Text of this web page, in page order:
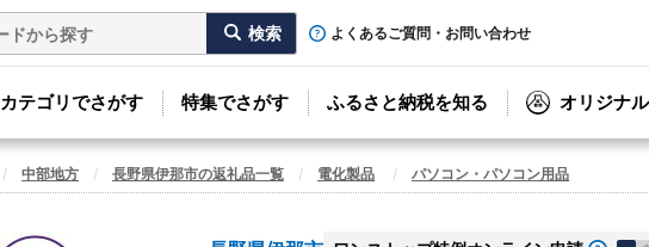
よくあるご質問・お問い合わせ
カテゴリでさがす 特集でさがす ふるさと納税を知る オリジナ
中部地方 長野県伊那市の返礼品一覧 電化製品 パソコン・パソコン用品